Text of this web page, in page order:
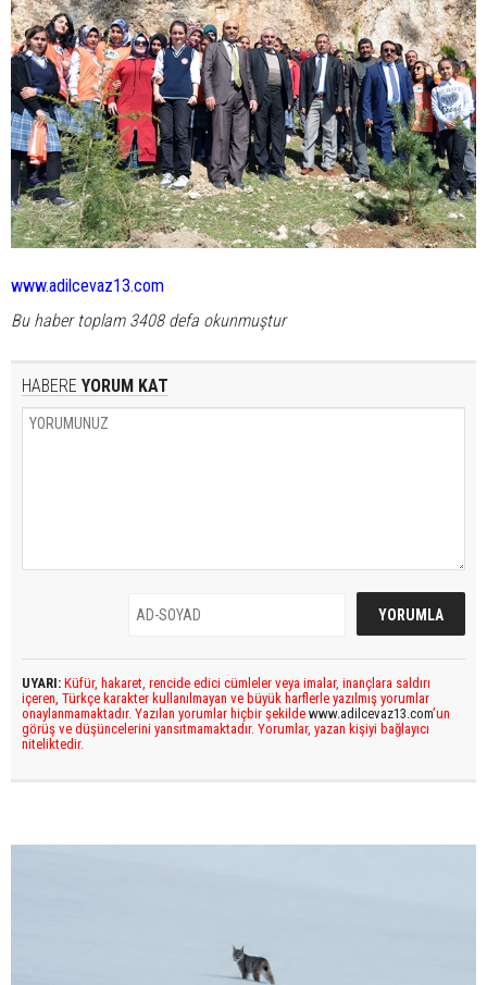
www.adilcevaz13.com
Bu haber toplam 3408 defa okunmuştur
HABERE YORUM KAT
UYARI: Küfür, hakaret, rencide edici cümleler veya imalar, inançlara saldırı
içeren, Türkçe karakter kullanılmayan ve büyük harflerle yazılmış yorumlar
onaylanmamaktadır. Yazılan yorumlar hiçbir şekilde www.adilcevaz13.com’un
görüş ve düşüncelerini yansıtmamaktadır. Yorumlar, yazan kişiyi bağlayıcı
niteliktedir.